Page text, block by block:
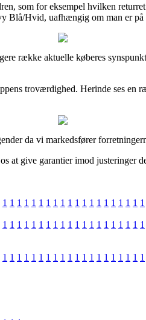
som for eksempel hvilken
Blå/Hvid, uafhængig om man er
række aktuelle køberes
troværdighed. Herinde ses en
da vi markedsfører
give garantier imod justeringer
1 1 1 1 1 1 1 1 1 1 1 1 1 1 1 1 1 1 1 1
1 1 1 1 1 1 1 1 1 1 1 1 1 1 1 1 1 1 1 1
1 1 1 1 1 1 1 1 1 1 1 1 1 1 1 1 1 1 1 1